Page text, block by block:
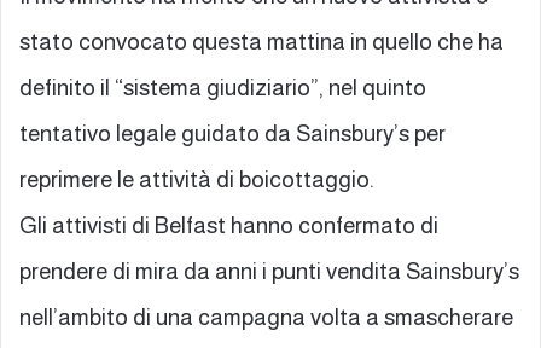
stato convocato questa mattina in quello che ha
definito il “sistema giudiziario”, nel quinto
tentativo legale guidato da Sainsbury’s per
reprimere le attività di boicottaggio.
Gli attivisti di Belfast hanno confermato di
prendere di mira da anni i punti vendita Sainsbury’s
nell’ambito di una campagna volta a smascherare